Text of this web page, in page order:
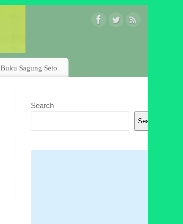
Buku Sagung Seto
Search
Search